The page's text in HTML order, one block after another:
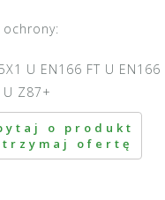
U EN166 FT U
U Z87+